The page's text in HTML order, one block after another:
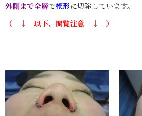
外側まで全層で楔形に切除しています。
（ ↓ 以下、閲覧注意 ↓ ）